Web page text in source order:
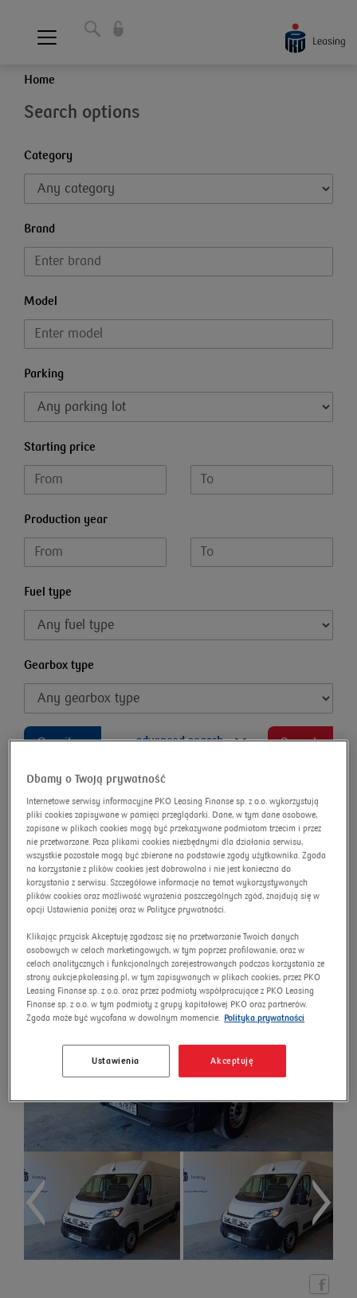
Home
Search options
Category
Brand
Model
Parking
Starting price
Production year
Fuel type
Gearbox type
Omnibus advanced search Search
Fiat Ducato MAXI HD 2.2 H3-
POWER E6.4 3.5t L4H2
Auction number: 16133/AU/2025
New price
Dbamy o Twoją prywatność
Internetowe serwisy informacyjne PKO Leasing Finanse sp. z o.o. wykorzystują
pliki cookies zapisywane w pamięci przeglądarki. Dane, w tym dane osobowe,
zapisane w plikach cookies mogą być przekazywane podmiotom trzecim i przez
nie przetwarzane. Poza plikami cookies niezbędnymi dla działania serwisu,
wszystkie pozostałe mogą być zbierane na podstawie zgody użytkownika. Zgoda
na korzystanie z plików cookies jest dobrowolna i nie jest konieczna do
korzystania z serwisu. Szczegółowe informacje na temat wykorzystywanych
plików cookies oraz możliwość wyrażenia poszczególnych zgód, znajdują się w
opcji Ustawienia poniżej oraz w Polityce prywatności.
Klikając przycisk Akceptuję zgadzasz się na przetwarzanie Twoich danych
osobowych w celach marketingowych, w tym poprzez profilowanie, oraz w
celach analitycznych i funkcjonalnych zarejestrowanych podczas korzystania ze
strony aukcje.pkoleasing.pl, w tym zapisywanych w plikach cookies, przez PKO
Leasing Finanse sp. z o.o. oraz przez podmioty współpracujące z PKO Leasing
Finanse sp. z o.o. w tym podmioty z grupy kapitałowej PKO oraz partnerów.
Zgoda może być wycofana w dowolnym momencie. Polityka prywatności
Akceptuję
Ustawienia